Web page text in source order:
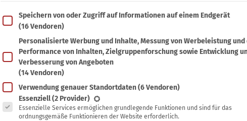
Im Folgenden findest du eine Liste der Zwecke des IAB
Speichern von oder Zugriff auf Informationen auf einem Endgerät
(16 Vendoren)
Personalisierte Werbung und Inhalte, Messung von Werbeleistung und
Performance von Inhalten, Zielgruppenforschung sowie Entwicklung
Verbesserung von Angeboten
(14 Vendoren)
Verwendung genauer Standortdaten(6 Vendoren)
Es folgt eine Liste der Service-Gruppen, für die eine Einwilligung
Essenziell(2 Provider)
Essenzielle Services ermöglichen grundlegende Funktionen und sind für das
ordnungsgemäße Funktionieren der Website erforderlich.